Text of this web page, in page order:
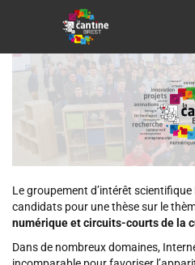
Le groupement d’intérêt
candidats pour une thèse sur le
numérique et circuits-courts de la
Dans de nombreux domaines,